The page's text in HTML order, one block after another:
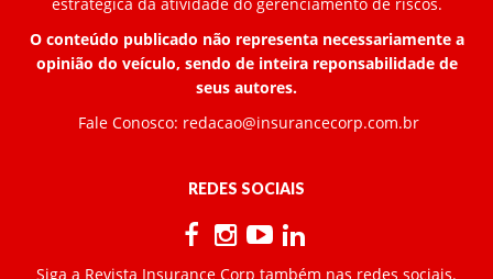
O conteúdo publicado não representa necessariamente a
opinião do veículo, sendo de inteira reponsabilidade de
seus autores.
Fale Conosco: redacao@insurancecorp.com.br
REDES SOCIAIS
Siga a Revista Insurance Corp também nas redes sociais.